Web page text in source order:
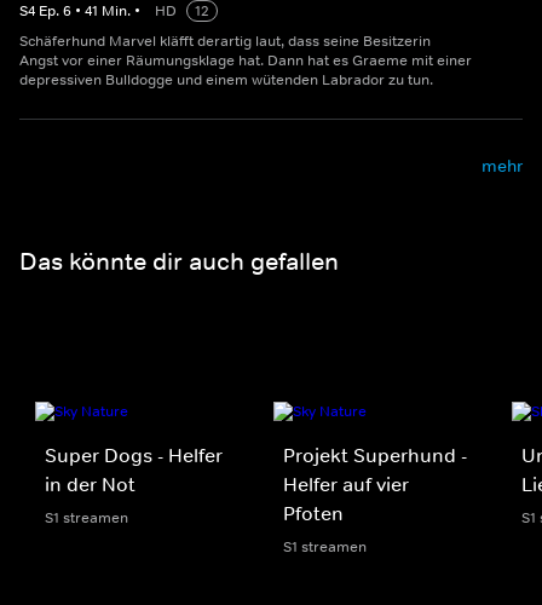
S4 Ep.6 • 41 Min. • HD
12
Schäferhund Marvel kläfft derartig laut, dass seine Besitzerin
Angst vor einer Räumungsklage hat. Dann hat es Graeme mit einer
depressiven Bulldogge und einem wütenden Labrador zu tun.
mehr
Das könnte dir auch gefallen
Super Dogs - Helfer
in der Not
S1 streamen
Projekt Superhund -
Helfer auf vier
Pfoten
S1 streamen